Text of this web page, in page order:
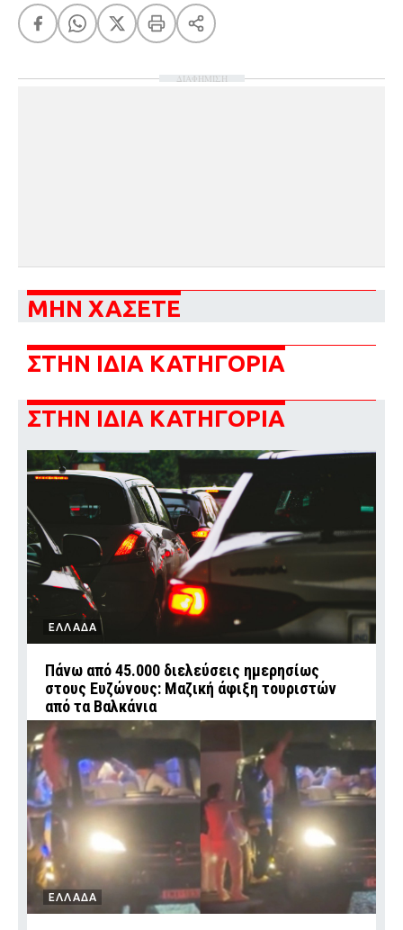
ΔΙΑΦΗΜΙΣΗ
ΜΗΝ ΧΑΣΕΤΕ
ΣΤΗΝ ΙΔΙΑ ΚΑΤΗΓΟΡΙΑ
ΣΤΗΝ ΙΔΙΑ ΚΑΤΗΓΟΡΙΑ
ΕΛΛΑΔΑ
Πάνω από 45.000 διελεύσεις ημερησίως
στους Ευζώνους: Μαζική άφιξη τουριστών
από τα Βαλκάνια
ΕΛΛΑΔΑ